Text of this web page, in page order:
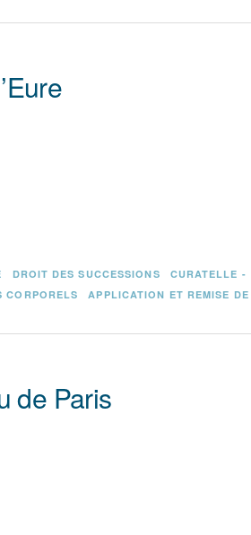
DROIT DES SUCCESSIONS
CURATELLE -
CORPORELS APPLICATION ET REMISE DE
de Paris